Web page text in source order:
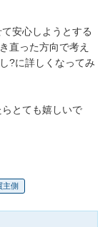
安心しようとする
直った方向で考え
?に詳しくなってみ
とても嬉しいで
主側